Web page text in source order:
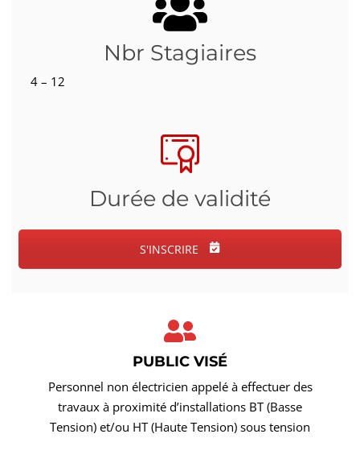
Nbr Stagiaires
4 – 12
Durée de validité
S'INSCRIRE
PUBLIC VISÉ
Personnel non électricien appelé à effectuer des
travaux à proximité d’installations BT (Basse
Tension) et/ou HT (Haute Tension) sous tension